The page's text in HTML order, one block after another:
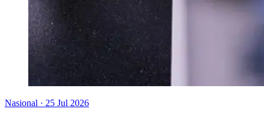
Nasional · 25 Jul 2026